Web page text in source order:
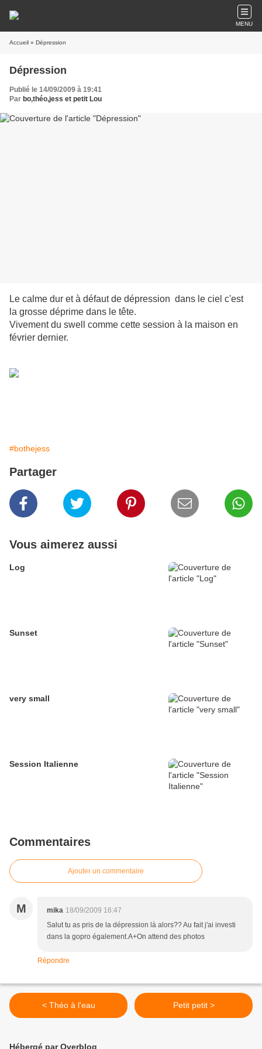
MENU
Accueil » Dépression
Dépression
Publié le 14/09/2009 à 19:41
Par bo,théo,jess et petit Lou
Le calme dur et à défaut de dépression dans le ciel c'est
la grosse déprime dans le tête.
Vivement du swell comme cette session à la maison en
février dernier.
#bothejess
Partager
Vous aimerez aussi
Log
Sunset
very small
Session Italienne
Commentaires
Ajouter un commentaire
M mika 18/09/2009 16:47
Salut tu as pris de la dépression là alors?? Au fait j'ai investi
dans la gopro également.A+On attend des photos
Répondre
< Théo à l'eau Petit petit >
Hébergé par Overblog